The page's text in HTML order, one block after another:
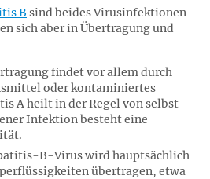
B sind beides Virusinfektionen
sich aber in Übertragung und
findet vor allem durch
oder kontaminiertes
A heilt in der Regel von selbst
Infektion besteht eine
B-Virus wird hauptsächlich
übertragen, etwa